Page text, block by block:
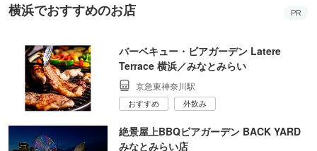
横浜でおすすめのお店 PR
バーベキュー・ビアガーデン Latere
Terrace 横浜／みなとみらい
京急東神奈川駅
おすすめ 外飲み
絶景屋上BBQビアガーデン BACK YARD
みなとみらい店